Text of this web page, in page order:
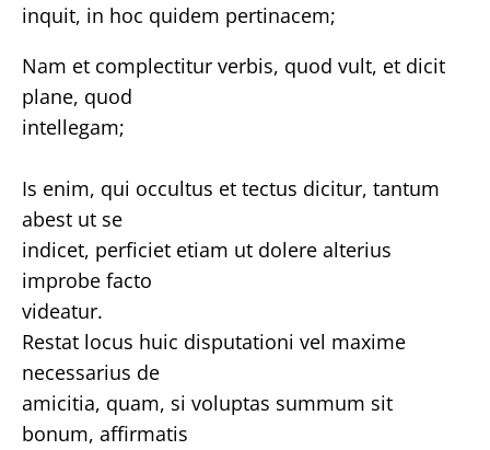
inquit, in hoc quidem pertinacem;
Nam et complectitur verbis, quod vult, et dicit
plane, quod
intellegam;
Is enim, qui occultus et tectus dicitur, tantum
abest ut se
indicet, perficiet etiam ut dolere alterius
improbe facto
videatur.
Restat locus huic disputationi vel maxime
necessarius de
amicitia, quam, si voluptas summum sit
bonum, affirmatis